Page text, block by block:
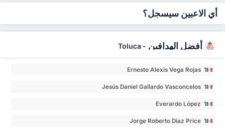
أي الاعبين سيسجل؟
أفضل الهدافين -
Toluca
Ernesto Alexis Vega Rojas 1
Jesús Daniel Gallardo Vasconcelos 1
Everardo López 1
Jorge Roberto Díaz Price 1